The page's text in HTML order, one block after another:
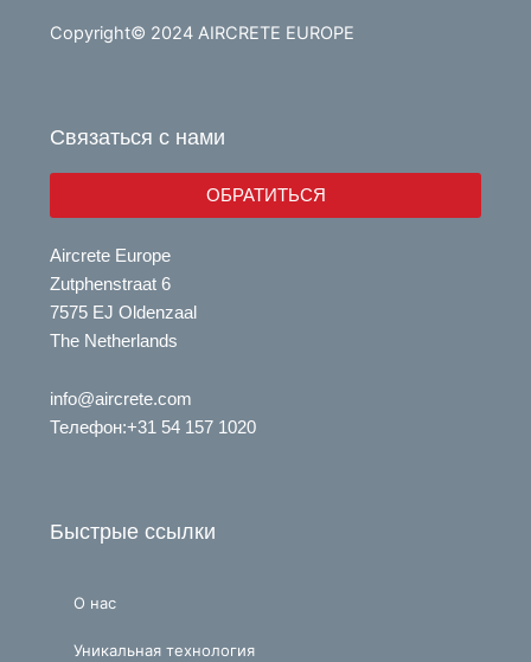
t
k
Copyright© 2024 AIRCRETE EUROPE
Связаться с нами
ОБРАТИТЬСЯ
Aircrete Europe
Zutphenstraat 6
7575 EJ Oldenzaal
The Netherlands
info@aircrete.com
Телефон:+31 54 157 1020
Быстрые ссылки
О нас
Уникальная технология